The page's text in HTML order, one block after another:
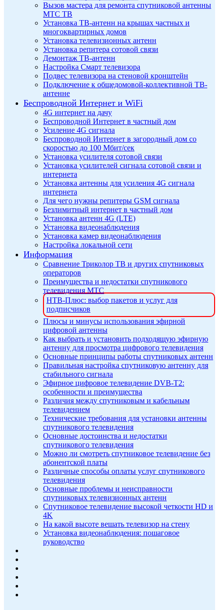
Вызов мастера для ремонта спутниковой антенны
МТС ТВ
Установка ТВ-антенн на крышах частных и
многоквартирных домов
Установка телевизионных антенн
Установка репитера сотовой связи
Демонтаж ТВ-антенн
Настройка Смарт телевизора
Подвес телевизора на стеновой кронштейн
Подключение к общедомовой-коллективной ТВ-
антенне
Беспроводной Интернет и WiFi
4G интернет на дачу
Беспроводной Интернет в частный дом
Усиление 4G сигнала
Беспроводной Интернет в загородный дом со
скоростью до 100 Мбит/сек
Установка усилителя сотовой связи
Установка усилителей сигнала сотовой связи и
интернета
Установка антенны для усиления 4G сигнала
интернета
Для чего нужны репитеры GSM сигнала
Безлимитный интернет в частный дом
Установка антенн 4G (LTE)
Установка видеонаблюдения
Установка камер видеонаблюдения
Настройка локальной сети
Информация
Сравнение Триколор ТВ и других спутниковых
операторов
Преимущества и недостатки спутникового
телевидения МТС
НТВ-Плюс: выбор пакетов и услуг для
подписчиков
Плюсы и минусы использования эфирной
цифровой антенны
Как выбрать и установить подходящую эфирную
антенну для просмотра цифрового телевидения
Основные принципы работы спутниковых антенн
Правильная настройка спутниковую антенну для
стабильного сигнала
Эфирное цифровое телевидение DVB-T2:
особенности и преимущества
Различия между спутниковым и кабельным
телевидением
Технические требования для установки антенны
спутникового телевидения
Основные достоинства и недостатки
спутникового телевидения
Можно ли смотреть спутниковое телевидение без
абонентской платы
Различные способы оплаты услуг спутникового
телевидения
Основные проблемы и неисправности
спутниковых телевизионных антенн
Спутниковое телевидение высокой четкости HD и
4K
На какой высоте вешать телевизор на стену
Установка видеонаблюдения: пошаговое
руководство